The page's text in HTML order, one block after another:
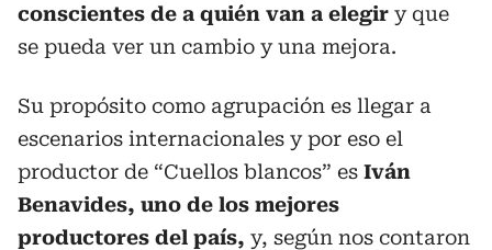
conscientes de a quién van a elegir y que
se pueda ver un cambio y una mejora.
Su propósito como agrupación es llegar a
escenarios internacionales y por eso el
productor de “Cuellos blancos” es Iván
Benavides, uno de los mejores
productores del país, y, según nos contaron